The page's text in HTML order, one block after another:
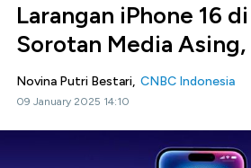
Larangan iPhone 16
Sorotan Media Asing,
Novina Putri Bestari, CNBC Indonesia
09 January 2025 14:10